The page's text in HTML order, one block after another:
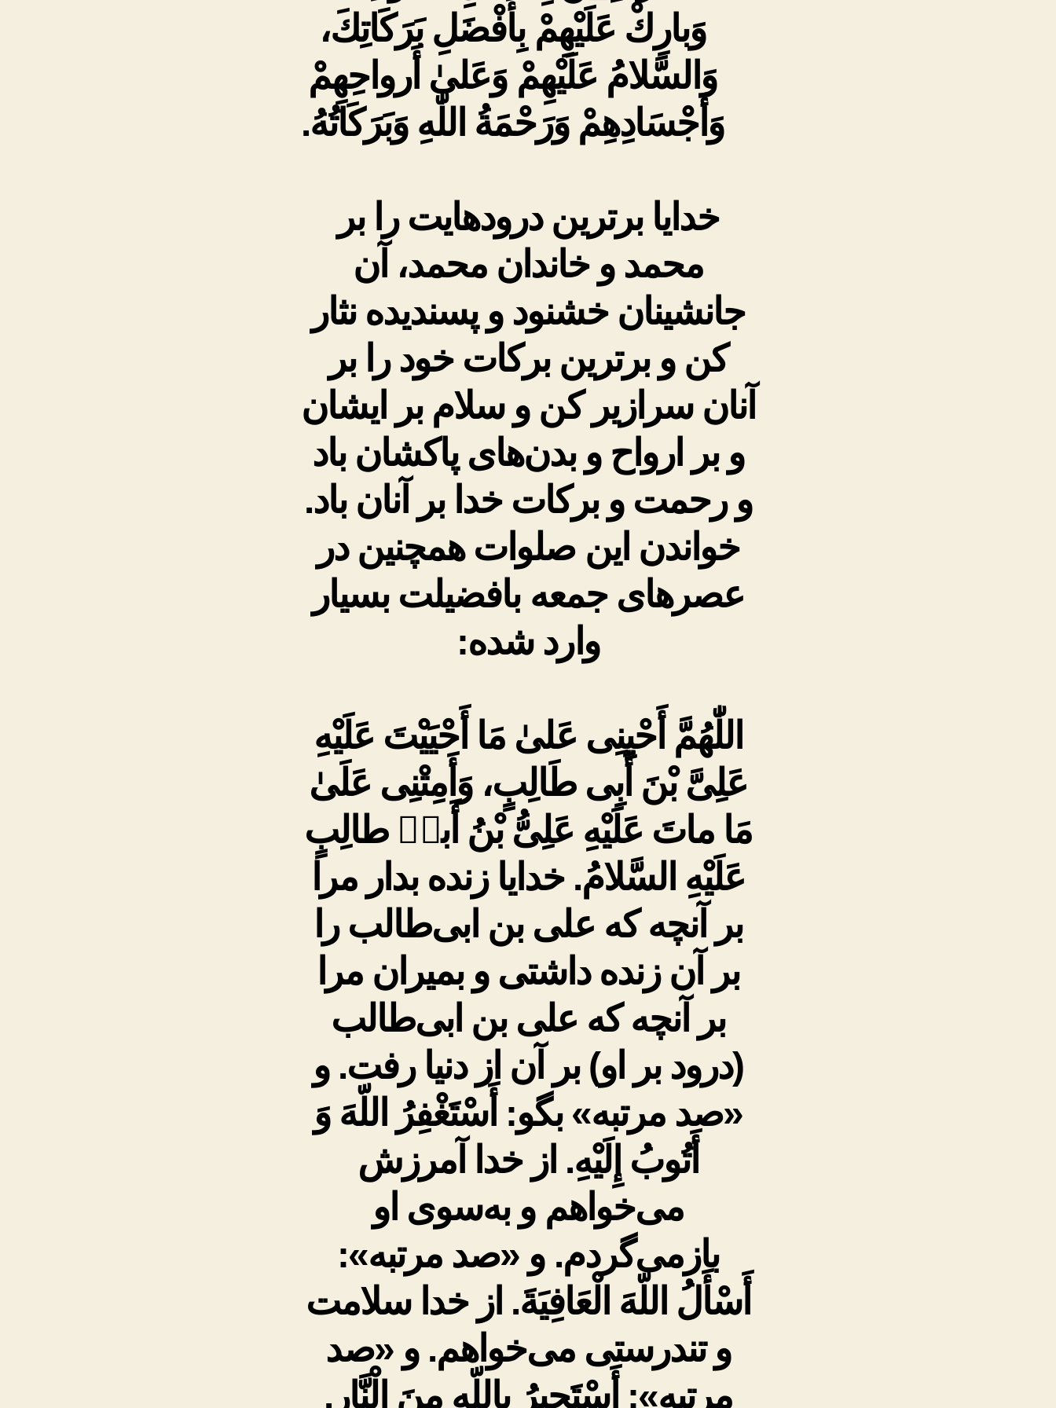
وَبارِكْ عَلَيْهِمْ بِأَفْضَلِ بَرَكَاتِكَ،
وَالسَّلامُ عَلَيْهِمْ وَعَلىٰ أَرواحِهِمْ
وَأَجْسَادِهِمْ وَرَحْمَةُ اللّٰهِ وَبَرَكَاتُهُ.
خدایا برترین درودهایت را بر
محمد و خاندان محمد، آن
جانشینان خشنود و پسندیده نثار
کن و برترین برکات خود را بر
آنان سرازیر کن و سلام بر ایشان
و بر ارواح و بدن‌های پاکشان باد
و رحمت و برکات خدا بر آنان باد.
خواندن این صلوات همچنین در
عصرهاى جمعه بافضیلت بسیار
وارد شده:
اللّٰهُمَّ أَحْيِنِى عَلىٰ مَا أَحْيَيْتَ عَلَيْهِ
عَلِىَّ بْنَ أَبِى طَالِبٍ، وَأَمِتْنِى عَلَىٰ
مَا ماتَ عَلَيْهِ عَلِىُّ بْنُ أَبیٖ طالِبٍ
عَلَيْهِ السَّلامُ. خدایا زنده بدار مرا
بر آنچه که علی بن ابی‌طالب را
بر آن زنده داشتی و بمیران مرا
بر آنچه که علی بن ابی‌طالب
(درود بر او) بر آن از دنیا رفت. و
«صد مرتبه» بگو: أَسْتَغْفِرُ اللّهَ وَ
أَتُوبُ إِلَيْهِ. از خدا آمرزش
می‌خواهم و به‌سوی او
بازمی‌گردم. و «صد مرتبه»:
أَسْأَلُ اللّهَ الْعَافِيَةَ. از خدا سلامت
و تندرستی مى‌خواهم. و «صد
مرتبه»: أَسْتَجِيرُ بِاللّهِ مِنَ الْنَّارِ.